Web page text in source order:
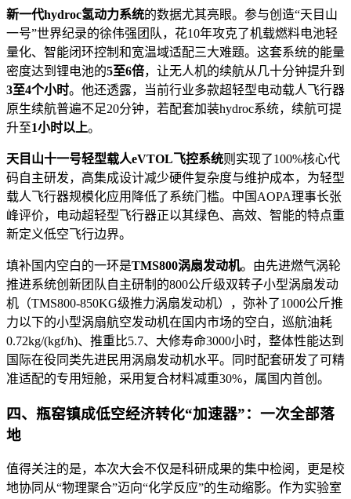
新一代hydroc氢动力系统的数据尤其亮眼。参与创造“天目山
一号”世界纪录的徐伟强团队，花10年攻克了机载燃料电池轻
量化、智能闭环控制和宽温域适配三大难题。这套系统的能量
密度达到锂电池的5至6倍，让无人机的续航从几十分钟提升到
3至4个小时。他还透露，当前行业多款超轻型电动载人飞行器
原生续航普遍不足20分钟，若配套加装hydroc系统，续航可提
升至1小时以上。
天目山十一号轻型载人eVTOL飞控系统则实现了100%核心代
码自主研发，高集成设计减少硬件复杂度与维护成本，为轻型
载人飞行器规模化应用降低了系统门槛。中国AOPA理事长张
峰评价，电动超轻型飞行器正以其绿色、高效、智能的特点重
新定义低空飞行边界。
填补国内空白的一环是TMS800涡扇发动机。由先进燃气涡轮
推进系统创新团队自主研制的800公斤级双转子小型涡扇发动
机（TMS800-850KG级推力涡扇发动机），弥补了1000公斤推
力以下的小型涡扇航空发动机在国内市场的空白，巡航油耗
0.72kg/(kgf/h)、推重比5.7、大修寿命3000小时，整体性能达到
国际在役同类先进民用涡扇发动机水平。同时配套研发了可精
准适配的专用短舱，采用复合材料减重30%，属国内首创。
四、瓶窑镇成低空经济转化“加速器”：一次全部落
地
值得关注的是，本次大会不仅是科研成果的集中检阅，更是校
地协同从“物理聚合”迈向“化学反应”的生动缩影。作为实验室